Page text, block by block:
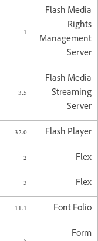
Flash Media
Rights
Management
Server
1
Flash Media
Streaming
Server
3.5
Flash Player
32.0
Flex
2
Flex
3
Font Folio
11.1
Form